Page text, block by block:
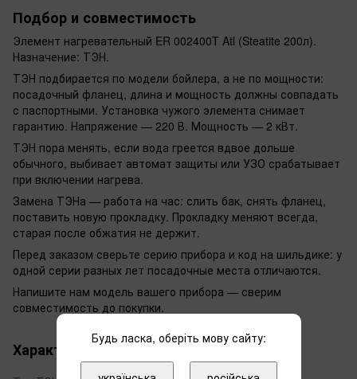
Подбор и совместимость
Элемент нагревательный ER 002400T Atl (Steatite 200л).
Назначение: ТЭН.
ТЭН подбирается по модели бойлера, а не по мощности:
посадочный фланец, длина и мощность должны совпадать
с паспортными. Установка чужого элемента снимает
гарантию. Напряжение — 220 В. Мощность — 2 кВт.
ТЭН пора менять, если вода греется вдвое дольше
обычного, выбивает автомат защиты или УЗО срабатывает
при включении нагрева.
Замена ТЭНа — работа на час: слить бак, снять фланец,
поставить новую прокладку. Прокладку меняют всегда,
старая после обжатия не держит.
Перед заказом сверьте серию прибора и код на шильдике: у
одной серии разных лет посадочные места отличаются.
Напишите нам модель вашего прибора — сверим
совместимость до покупки.
Характеристики
Будь ласка, оберіть мову сайту: